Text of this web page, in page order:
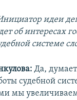
идеи
об интересах
системе
Да,
судебной
мы увеличиваем